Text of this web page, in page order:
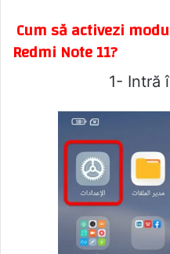
Cum să activezi
Redmi Note 11?
1- Intră